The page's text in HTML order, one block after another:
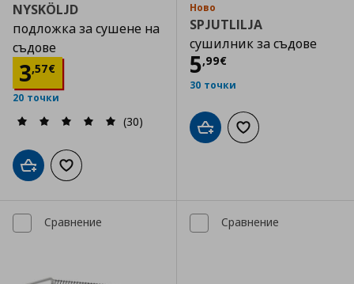
NYSKÖLJD
подложка за сушене на
съдове
3,57€
Цена
20 точки
(30)
Добави в кошницата
Добави към списъка с любими
Ново
SPJUTLILJA
сушилник за съдове
5,99€
Цена
30 точки
Добави в кошницата
Добави към
Сравнение Сравнение